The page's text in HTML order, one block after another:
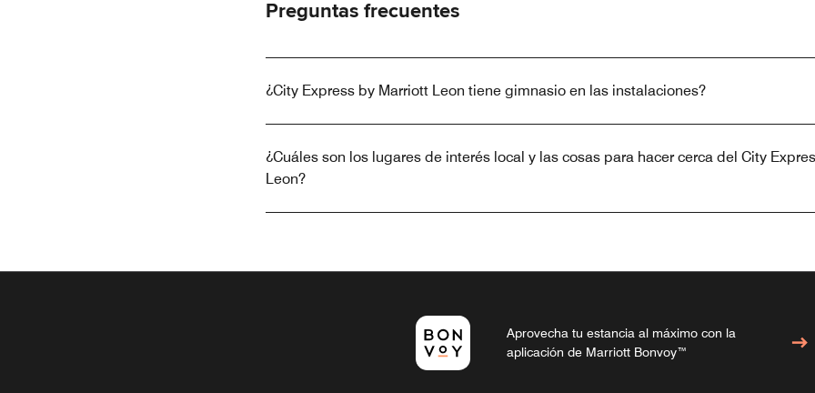
Preguntas frecuentes
¿City Express by Marriott Leon tiene gimnasio en las instalaciones?
¿Cuáles son los lugares de interés local y las cosas para hacer cerca del City
Leon?
Aprovecha tu estancia al máximo con la
aplicación de Marriott Bonvoy™